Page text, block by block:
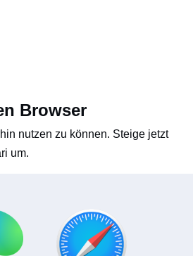
Browser
nutzen zu können. Steige jetzt
um.